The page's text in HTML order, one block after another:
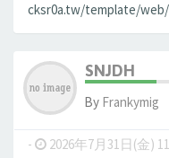
cksr0a.tw/template/
SNJDH
By Frankymig
- 2026年7月31日(金)